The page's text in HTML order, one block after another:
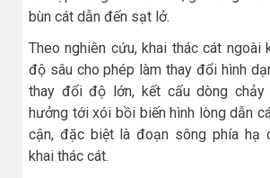
bùn cát dẫn đến sạt lở.
Theo nghiên cứu, khai thác cát ngoài
độ sâu cho phép làm thay đổi hình
thay đổi độ lớn, kết cấu dòng
hưởng tới xói bồi biến hình lòng dẫn
cận, đặc biệt là đoạn sông phía hạ
khai thác cát.